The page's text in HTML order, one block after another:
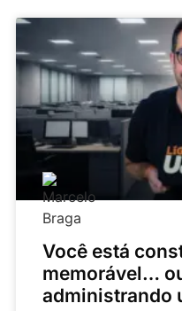
Você está
memorável…
administrando